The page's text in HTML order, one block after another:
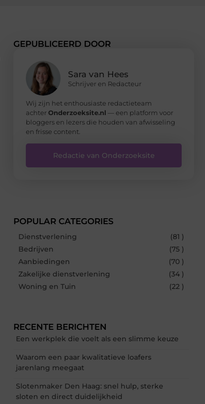
GEPUBLICEERD DOOR
Sara van Hees
Schrijver en Redacteur
Wij zijn het enthousiaste redactieteam
achterOnderzoeksite.nl — een platform voor
bloggers en lezers die houden van afwisseling
en frisse content.
Redactie van Onderzoeksite
POPULAR CATEGORIES
Dienstverlening
(81 )
Bedrijven
(75 )
Aanbiedingen
(70 )
Zakelijke dienstverlening
(34 )
Woning en Tuin
(22 )
RECENTE BERICHTEN
Een werkplek die voelt als een slimme keuze
Waarom een paar kwalitatieve loafers
jarenlang meegaat
Slotenmaker Den Haag: snel hulp, sterke
sloten en direct duidelijkheid